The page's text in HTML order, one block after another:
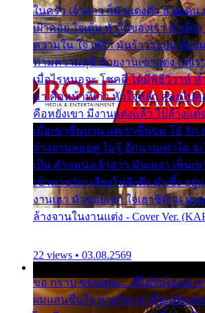
ในครัว เจ้าสาว ก็มัวแต่งตัว สวยเด่น
เฝ้าคอย ใจเต้น หัวใจของเรา ลำเค็
ความใน ใจ เศร้า มันร้าวระบม ต้อ
ท่ามความสุขี ช่วยงานเขาแต่ง แต่เ
เมื่อไรหนอจะ โชคดี ได้มีพิธีวิวาห์
มา คือหน้าที่เก่า หัวใจหล้า คอยไป
คือหยังเขา มีงานแต่งแล้ว ไปล้างแต่
เมื่อเขาชื่นบาน แต่เราขื่นขม โอ้ รัก
ล้างจานคอยคู่ ไม่รู้ อีกนานเท่าใด จ
เป็น ตำแหน่งเจ้าสาว มันเหงา เห็น
เข้าพาขวัญ เสียงโห่ตึงตึง มันซึ้ง อยู่
งานเฮา มัวซอยเขา ใจเฮาซิด้าน มั
ล้างจานในงานแต่ง - Cover Ver.
22 views • 03.08.2569
ขอ กราบ ขอบคุณ.... ที่ได้รับไออุ่น ก
ผมแสนชื่นใจ หายวังเวง เมื่อแฟนเพ